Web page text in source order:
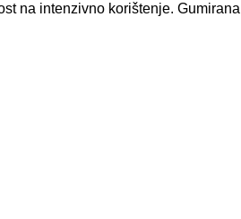
na intenzivno korištenje.